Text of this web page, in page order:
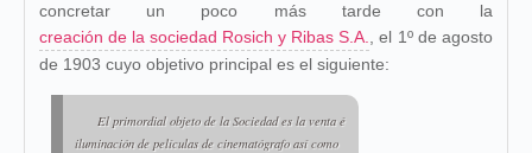
concretar un poco más tarde con la
creación de la sociedad Rosich y Ribas S.A.
, el 1º de agosto
de 1903 cuyo objetivo principal es el siguiente:
El primordial objeto de la Sociedad es la venta é
iluminación de películas de cinematógrafo así como